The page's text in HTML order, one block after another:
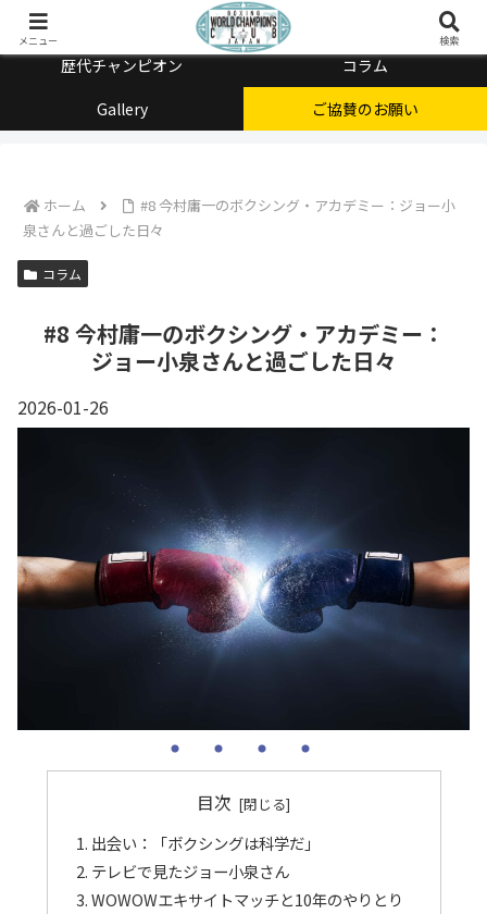
歴代チャンピオン
コラム
Gallery
ご協賛のお願い
ホーム
#8 今村庸一のボクシング・アカデミー：ジョー小
泉さんと過ごした日々
コラム
#8 今村庸一のボクシング・アカデミー：
ジョー小泉さんと過ごした日々
2026-01-26
目次
出会い：「ボクシングは科学だ」
テレビで見たジョー小泉さん
WOWOWエキサイトマッチと10年のやりとり
メニュー 検索